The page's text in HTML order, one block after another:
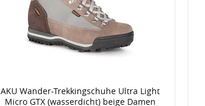
AKU Wander-Trekkingschuhe Ultra Light
Micro GTX (wasserdicht) beige Damen